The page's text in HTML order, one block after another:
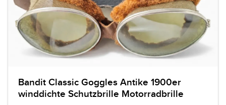
Bandit Classic Goggles Antike 1900er
winddichte Schutzbrille Motorradbrille